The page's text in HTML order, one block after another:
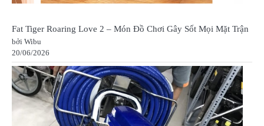
Fat Tiger Roaring Love 2 – Món Đồ Chơi Gây Sốt Mọi Mặt Trận
bởi Wibu
20/06/2026